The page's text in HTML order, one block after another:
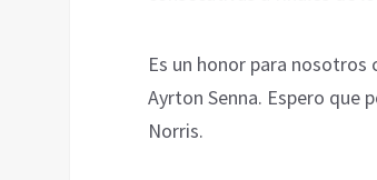
Es un honor para
Ayrton Senna. Espero que
Norris.